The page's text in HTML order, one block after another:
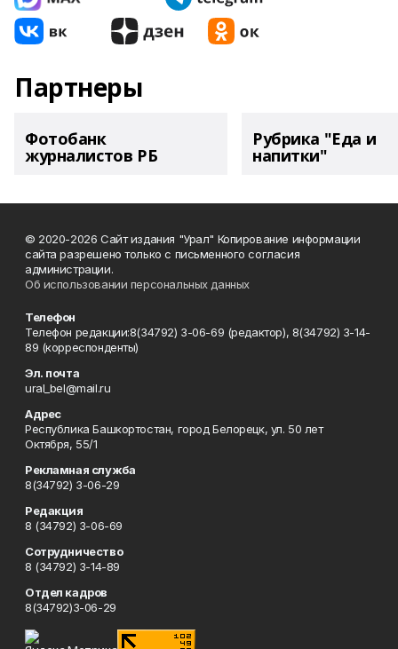
Партнеры
Фотобанк
журналистов РБ
Рубрика "Еда и
напитки"
© 2020-2026 Сайт издания "Урал" Копирование информации
сайта разрешено только с письменного согласия
администрации.
Об использовании персональных данных
Телефон
Телефон редакции:8(34792) 3-06-69 (редактор), 8(34792) 3-14-
89 (корреспонденты)
Эл. почта
ural_bel@mail.ru
Адрес
Республика Башкортостан, город Белорецк, ул. 50 лет
Октября, 55/1
Рекламная служба
8(34792) 3-06-29
Редакция
8 (34792) 3-06-69
Сотрудничество
8 (34792) 3-14-89
Отдел кадров
8(34792)3-06-29